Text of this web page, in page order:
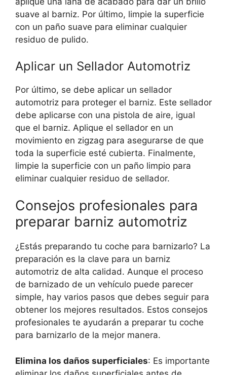
suave al barniz. Por último, limpie la superficie
con un paño suave para eliminar cualquier
residuo de pulido.
Aplicar un Sellador Automotriz
Por último, se debe aplicar un sellador
automotriz para proteger el barniz. Este sellador
debe aplicarse con una pistola de aire, igual
que el barniz. Aplique el sellador en un
movimiento en zigzag para asegurarse de que
toda la superficie esté cubierta. Finalmente,
limpie la superficie con un paño limpio para
eliminar cualquier residuo de sellador.
Consejos profesionales para
preparar barniz automotriz
¿Estás preparando tu coche para barnizarlo? La
preparación es la clave para un barniz
automotriz de alta calidad. Aunque el proceso
de barnizado de un vehículo puede parecer
simple, hay varios pasos que debes seguir para
obtener los mejores resultados. Estos consejos
profesionales te ayudarán a preparar tu coche
para barnizarlo de la mejor manera.
Elimina los daños superficiales: Es importante